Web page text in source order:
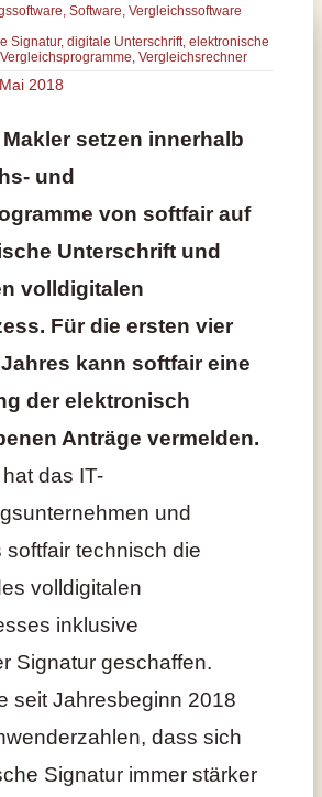
Software Vergleichssoftware
Signatur, digitale Unterschrift, elektronische
Vergleichsprogramme Vergleichsrechner
2018
setzen innerhalb
und
von softfair auf
Unterschrift und
volldigitalen
Für die ersten vier
kann softfair eine
der elektronisch
Anträge vermelden.
das IT-
und
technisch die
volldigitalen
inklusive
Signatur geschaffen.
seit Jahresbeginn 2018
dass sich
Signatur immer stärker